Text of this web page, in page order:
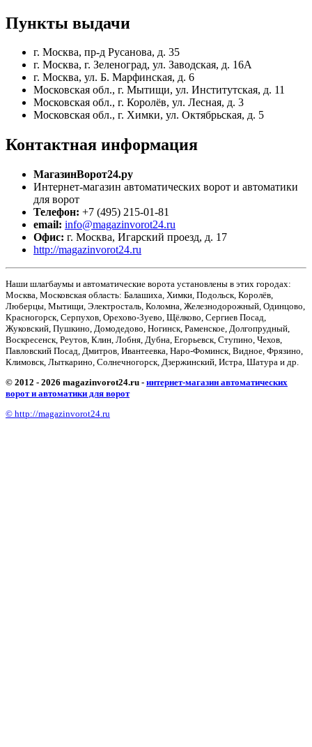
Пункты выдачи
г. Москва, пр-д Русанова, д. 35
г. Москва, г. Зеленоград, ул. Заводская, д. 16А
г. Москва, ул. Б. Марфинская, д. 6
Московская обл., г. Мытищи, ул. Институтская, д. 11
Московская обл., г. Королёв, ул. Лесная, д. 3
Московская обл., г. Химки, ул. Октябрьская, д. 5
Контактная информация
МагазинВорот24.ру
Интернет-магазин автоматических ворот и автоматики
для ворот
Телефон: +7 (495) 215-01-81
email: info@magazinvorot24.ru
Офис: г. Москва, Игарский проезд, д. 17
http://magazinvorot24.ru
Наши шлагбаумы и автоматические ворота установлены в этих городах:
Москва, Московская область: Балашиха, Химки, Подольск, Королёв,
Люберцы, Мытищи, Электросталь, Коломна, Железнодорожный, Одинцово,
Красногорск, Серпухов, Орехово-Зуево, Щёлково, Сергиев Посад,
Жуковский, Пушкино, Домодедово, Ногинск, Раменское, Долгопрудный,
Воскресенск, Реутов, Клин, Лобня, Дубна, Егорьевск, Ступино, Чехов,
Павловский Посад, Дмитров, Ивантеевка, Наро-Фоминск, Видное, Фрязино,
Климовск, Лыткарино, Солнечногорск, Дзержинский, Истра, Шатура и др.
© 2012 - 2026 magazinvorot24.ru - интернет-магазин автоматических
ворот и автоматики для ворот
© http://magazinvorot24.ru